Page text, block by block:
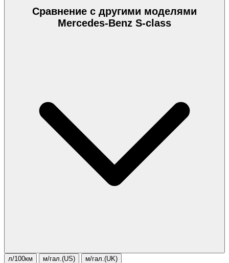
Сравнение с другими моделями
Mercedes-Benz S-class
л/100км м/гал.(US) м/гал.(UK)